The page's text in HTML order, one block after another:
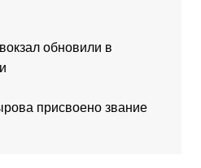
обновили в
присвоено звание